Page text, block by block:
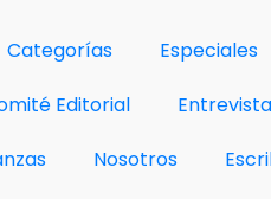
Categorías
Especiales
Editorial
Nosotros